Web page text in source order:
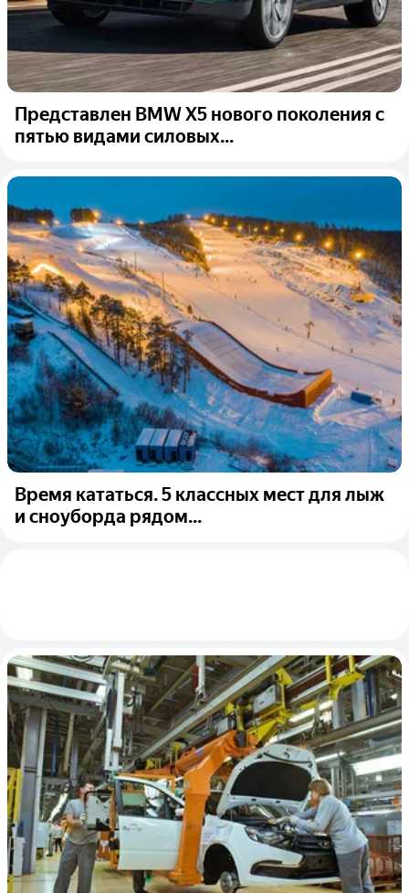
Представлен BMW X5 нового поколения с
пятью видами силовых...
Время кататься. 5 классных мест для лыж
и сноуборда рядом...